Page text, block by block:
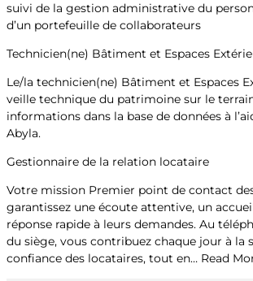
suivi de la gestion administrative du
d’un portefeuille de collaborateurs
Technicien(ne) Bâtiment et Espaces
Le/la technicien(ne) Bâtiment et Espaces
veille technique du patrimoine sur le
informations dans la base de données à
Abyla.
Gestionnaire de la relation locataire
Votre mission Premier point de contact
garantissez une écoute attentive, un
réponse rapide à leurs demandes. Au
du siège, vous contribuez chaque jour à la
confiance des locataires, tout en… Read